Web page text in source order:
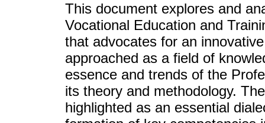
This document explores and
Vocational Education and
that advocates for an
approached as a field of
essence and trends of the
its theory and methodology.
highlighted as an essential